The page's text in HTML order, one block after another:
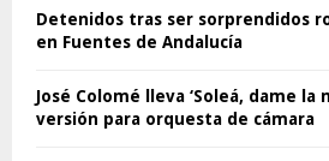
Detenidos tras ser sorprendidos
en Fuentes de Andalucía
José Colomé lleva ‘Soleá, dame la
versión para orquesta de cámara